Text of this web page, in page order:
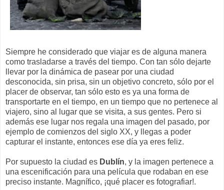
Siempre he considerado que viajar es de alguna manera
como trasladarse a través del tiempo. Con tan sólo dejarte
llevar por la dinámica de pasear por una ciudad
desconocida, sin prisa, sin un objetivo concreto, sólo por el
placer de observar, tan sólo esto es ya una forma de
transportarte en el tiempo, en un tiempo que no pertenece al
viajero, sino al lugar que se visita, a sus gentes. Pero si
además ese lugar nos regala una imagen del pasado, por
ejemplo de comienzos del siglo XX, y llegas a poder
capturar el instante, entonces ese día ya eres feliz.
Por supuesto la ciudad es Dublín, y la imagen pertenece a
una escenificación para una película que rodaban en ese
preciso instante. Magnífico, ¡qué placer es fotografiar!.